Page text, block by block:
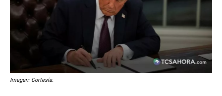
Imagen: Cortesía.